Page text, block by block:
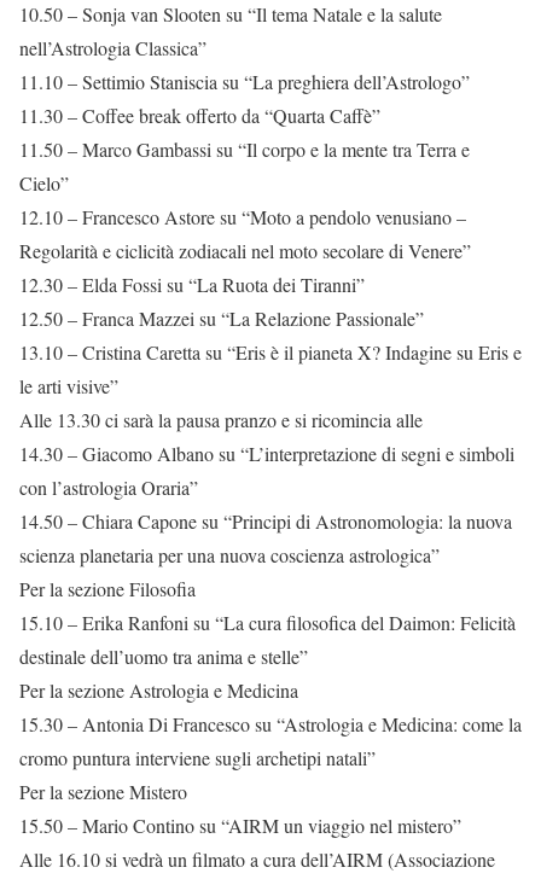
10.50 – Sonja van Slooten su “Il tema Natale e la salute
nell’Astrologia Classica”
11.10 – Settimio Staniscia su “La preghiera dell’Astrologo”
11.30 – Coffee break offerto da “Quarta Caffè”
11.50 – Marco Gambassi su “Il corpo e la mente tra Terra e
Cielo”
12.10 – Francesco Astore su “Moto a pendolo venusiano –
Regolarità e ciclicità zodiacali nel moto secolare di Venere”
12.30 – Elda Fossi su “La Ruota dei Tiranni”
12.50 – Franca Mazzei su “La Relazione Passionale”
13.10 – Cristina Caretta su “Eris è il pianeta X? Indagine su Eris e
le arti visive”
Alle 13.30 ci sarà la pausa pranzo e si ricomincia alle
14.30 – Giacomo Albano su “L’interpretazione di segni e simboli
con l’astrologia Oraria”
14.50 – Chiara Capone su “Principi di Astronomologia: la nuova
scienza planetaria per una nuova coscienza astrologica”
Per la sezione Filosofia
15.10 – Erika Ranfoni su “La cura filosofica del Daimon: Felicità
destinale dell’uomo tra anima e stelle”
Per la sezione Astrologia e Medicina
15.30 – Antonia Di Francesco su “Astrologia e Medicina: come la
cromo puntura interviene sugli archetipi natali”
Per la sezione Mistero
15.50 – Mario Contino su “AIRM un viaggio nel mistero”
Alle 16.10 si vedrà un filmato a cura dell’AIRM (Associazione